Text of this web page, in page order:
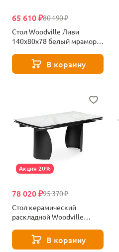
80 190 ₽
65 610 ₽
Стол Woodville Ливи
140х80х78 белый мрамор /
В корзину
Акция 20%
95 370 ₽
78 020 ₽
Стол керамический
раскладной Woodville
553533
В корзину